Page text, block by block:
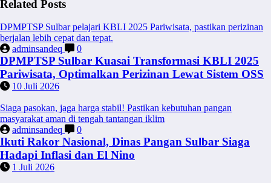
Related Posts
DPMPTSP Sulbar pelajari KBLI 2025 Pariwisata, pastikan perizinan
berjalan lebih cepat dan tepat.
adminsandeq
0
DPMPTSP Sulbar Kuasai Transformasi KBLI 2025
Pariwisata, Optimalkan Perizinan Lewat Sistem OSS
10 Juli 2026
Siaga pasokan, jaga harga stabil! Pastikan kebutuhan pangan
masyarakat aman di tengah tantangan iklim
adminsandeq
0
Ikuti Rakor Nasional, Dinas Pangan Sulbar Siaga
Hadapi Inflasi dan El Nino
1 Juli 2026